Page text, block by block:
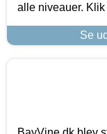
alle niveauer.
Se